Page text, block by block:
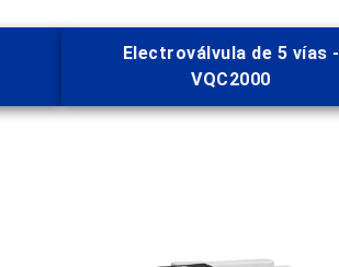
Electroválvula de 5 vías -
VQC2000